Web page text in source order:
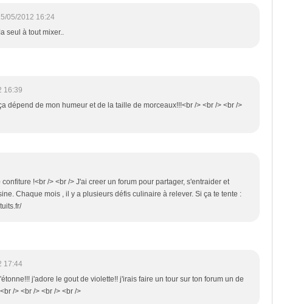
05/2012 16:24
seul à tout mixer..
16:39
dépend de mon humeur et de la taille de morceaux!!!<br /> <br /> <br />
!<br /> <br /> J'ai creer un forum pour partager, s'entraider et
Chaque mois , il y a plusieurs défis culinaire à relever. Si ça te tente :
17:44
j'adore le gout de violette!! j'irais faire un tour sur ton forum un de
/> <br /> <br /> <br />